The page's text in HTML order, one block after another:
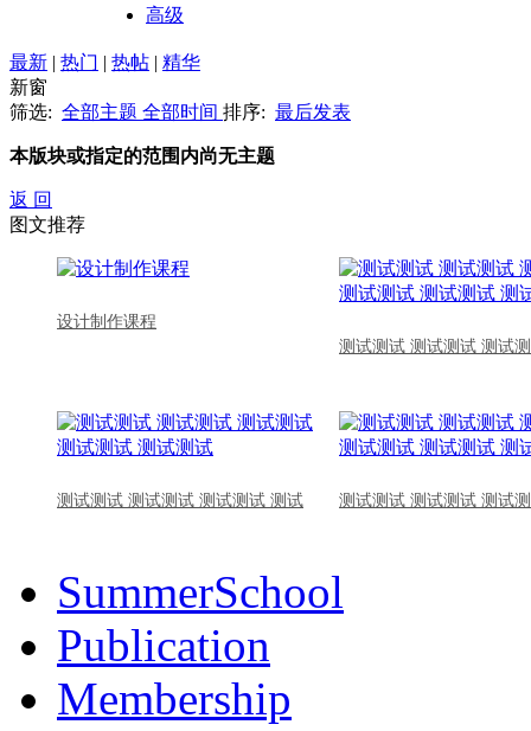
高级
最新 | 热门 | 热帖 | 精华
新窗
筛选: 全部主题 全部时间 排序: 最后发表
本版块或指定的范围内尚无主题
返 回
图文推荐
设计制作课程
测试测试 测试测试 测试
测试测试 测试测试 测试测试 测试 测试测试 测试测试 测试
SummerSchool
Publication
Membership